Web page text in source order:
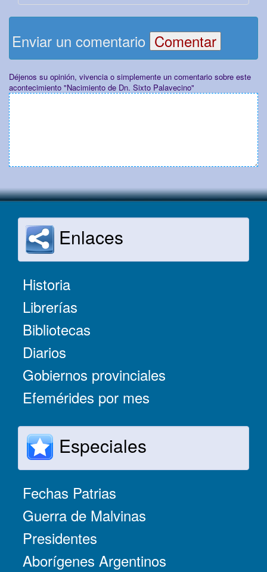
Enviar un comentario
Déjenos su opinión, vivencia o simplemente un comentario sobre este
acontecimiento "Nacimiento de Dn. Sixto Palavecino"
Enlaces
Historia
Librerías
Bibliotecas
Diarios
Gobiernos provinciales
Efemérides por mes
Especiales
Fechas Patrias
Guerra de Malvinas
Presidentes
Aborígenes Argentinos